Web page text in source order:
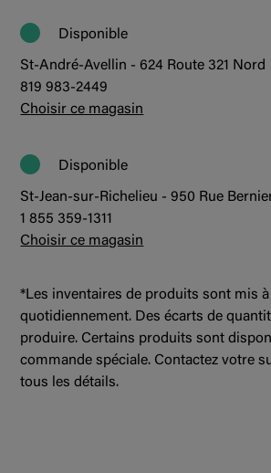
Disponible
St-André-Avellin - 624 Route 321 Nord
819 983-2449
Choisir ce magasin
Disponible
St-Jean-sur-Richelieu - 950 Rue
1 855 359-1311
Choisir ce magasin
*Les inventaires de produits sont mis
quotidiennement. Des écarts de
produire. Certains produits sont
commande spéciale. Contactez votre
tous les détails.